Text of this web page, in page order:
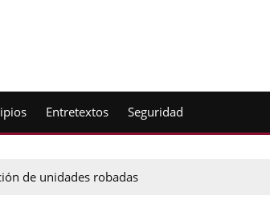
Entretextos Seguridad
de unidades robadas